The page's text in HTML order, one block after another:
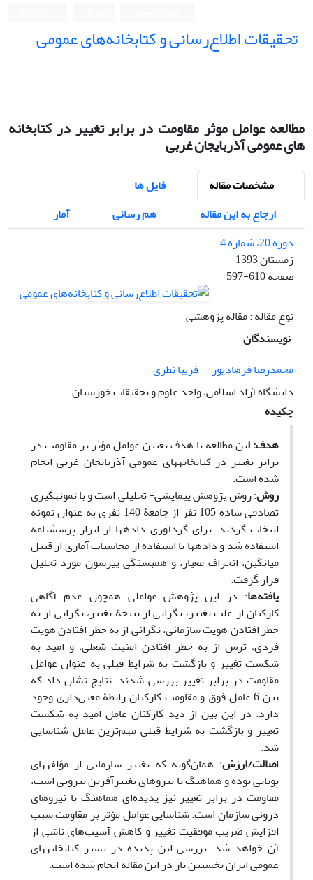
تحقیقات اطلاع‌رسانی و کتابخانه‌های عمومی
مطالعه عوامل موثر مقاومت در برابر تغییر در کتابخانه
های عمومی آذربایجان غربی
مشخصات مقاله
فایل ها
ارجاع به این مقاله
هم رسانی
آمار
دوره 20، شماره 4
زمستان 1393
صفحه597-610
نوع مقاله : مقاله پژوهشی
نویسندگان
محمدرضا فرهادپور
فریبا نظری
دانشگاه آزاد اسلامی، واحد علوم و تحقیقات خوزستان
چکیده
هدف:این مطالعه با هدف تعیین عوامل مؤثر بر مقاومت در
برابر تغییر در کتابخانه­های عمومی آذربایجان غربی انجام
شده است.
روش: روش پژوهش پیمایشی- تحلیلی است و با نمونه­گیری
تصادفی ساده 105 نفر از جامعۀ 140 نفری به عنوان نمونه
انتخاب گردید. برای گردآوری داده­ها از ابزار پرسشنامه
استفاده شد و داده­ها با استفاده از محاسبات آماری از قبیل
میانگین، انحراف معیار، و همبستگی پیرسون مورد تحلیل
قرار گرفت.
یافته‌ها: در این پژوهش عواملی همچون عدم آگاهی
کارکنان از علت تغییر، نگرانی از نتیجۀ تغییر، نگرانی از به
خطر افتادن هویت سازمانی، نگرانی از به خطر افتادن هویت
فردی، ترس از به خطر افتادن امنیت شغلی، و امید به
شکست تغییر و بازگشت به شرایط قبلی به عنوان عوامل
مقاومت در برابر تغییر بررسی شدند. نتایج نشان داد که
بین 6 عامل فوق و مقاومت کارکنان رابطۀ معنی‌داری وجود
دارد. در این بین از دید کارکنان عامل امید به شکست
تغییر و بازگشت به شرایط قبلی مهم‌ترین عامل شناسایی
شد.
اصالت/ارزش: همانگونه که تغییر سازمانی از مؤلفه­های
پویایی بوده و هماهنگ با نیروهای تغییرآفرین بیرونی است،
مقاومت در برابر تغییر نیز پدیده‌ای هماهنگ با نیروهای
درونی سازمان است. شناسایی عوامل مؤثر بر مقاومت سبب
افزایش ضریب موفقیت تغییر و کاهش آسیبهای ناشی از
آن خواهد شد. بررسی این پدیده در بستر کتابخانه­های
عمومی ایران نخستین بار در این مقاله انجام شده است.